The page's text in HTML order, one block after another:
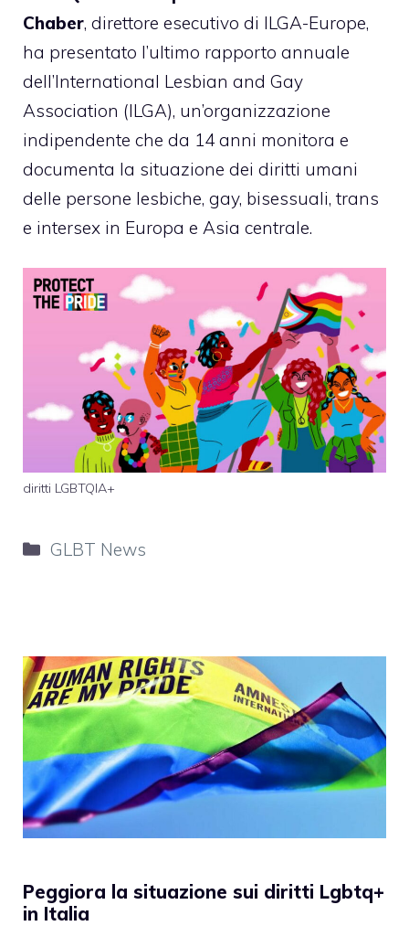
Chaber, direttore esecutivo di ILGA-Europe,
ha presentato l’ultimo rapporto annuale
dell’International Lesbian and Gay
Association (ILGA), un’organizzazione
indipendente che da 14 anni monitora e
documenta la situazione dei diritti umani
delle persone lesbiche, gay, bisessuali, trans
e intersex in Europa e Asia centrale.
diritti LGBTQIA+
Categorie
GLBT News
Peggiora la situazione sui diritti Lgbtq+
in Italia